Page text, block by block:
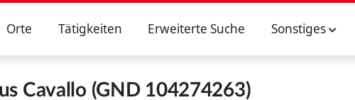
Orte Tätigkeiten Erweiterte Suche Sonstiges
Cavallo (GND 104274263)